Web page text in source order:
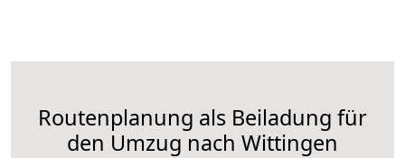
Routenplanung als Beiladung für
den Umzug nach Wittingen